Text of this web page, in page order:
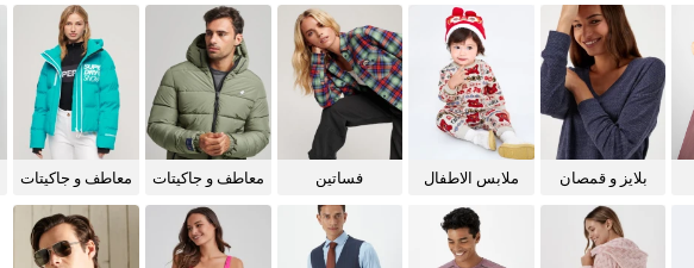
بلايز و قمصان
ملابس الاطفال فساتين
معاطف و جاكيتات
معاطف و جاكيتات